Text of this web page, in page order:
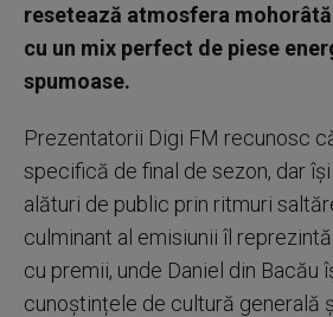
resetează atmosfera
cu un mix perfect de piese
spumoase.
Prezentatorii Digi FM recunosc
specifică de final de sezon, dar
alături de public prin ritmuri
culminant al emisiunii îl
cu premii, unde Daniel din Bacău
cunoștințele de cultură generală